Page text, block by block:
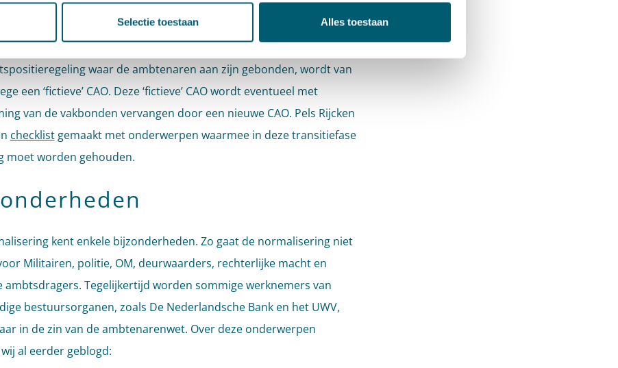
Selectie toestaan Alles toestaan
zullen onderdeel van de arbeidsovereenkomst worden. Deze
moeten worden geïnventariseerd.
waar de ambtenaren aan zijn gebonden, wordt van
een ‘fictieve’ CAO. Deze ‘fictieve’ CAO wordt eventueel met
van de vakbonden vervangen door een nieuwe CAO. Pels Rijcken
checklistgemaakt met onderwerpen waarmee in deze transitiefase
moet worden gehouden.
kent enkele bijzonderheden. Zo gaat de normalisering niet
Militairen, politie, OM, deurwaarders, rechterlijke macht en
ambtsdragers. Tegelijkertijd worden sommige werknemers van
bestuursorganen, zoals De Nederlandsche Bank en het UWV,
in de zin van de ambtenarenwet. Over deze onderwerpen
al eerder geblogd: